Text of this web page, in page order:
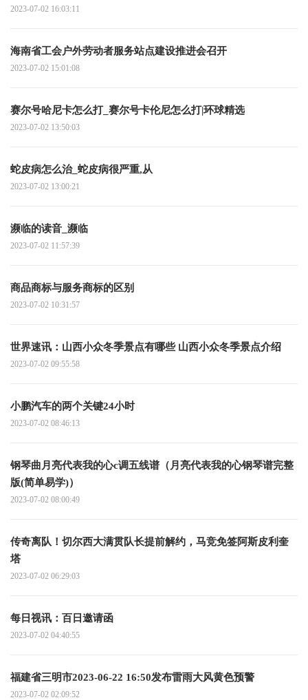
2023-07-02 16:03:11
海南省工会户外劳动者服务站点建设推进会召开
2023-07-02 15:01:08
赛尔号哈尼卡怎么打_赛尔号卡伦尼怎么打|环球精选
2023-07-02 13:50:03
蛇皮病怎么治_蛇皮病很严重,从
2023-07-02 13:00:21
濒临的读音_濒临
2023-07-02 11:57:39
商品商标与服务商标的区别
2023-07-02 10:31:57
世界速讯：山西小众冬季景点有哪些 山西小众冬季景点介绍
2023-07-02 09:55:58
小鹏汽车的两个关键24小时
2023-07-02 08:46:13
钢琴曲月亮代表我的心c调五线谱（月亮代表我的心钢琴谱完整
版(简单易学)）
2023-07-02 08:00:49
传奇离队！切尔西大满贯队长提前解约，马竞免签阿斯皮利奎
塔
2023-07-02 06:29:03
每日视讯：百日邀请函
2023-07-02 04:40:55
福建省三明市2023-06-22 16:50发布雷雨大风黄色预警
2023-07-02 02:09:52